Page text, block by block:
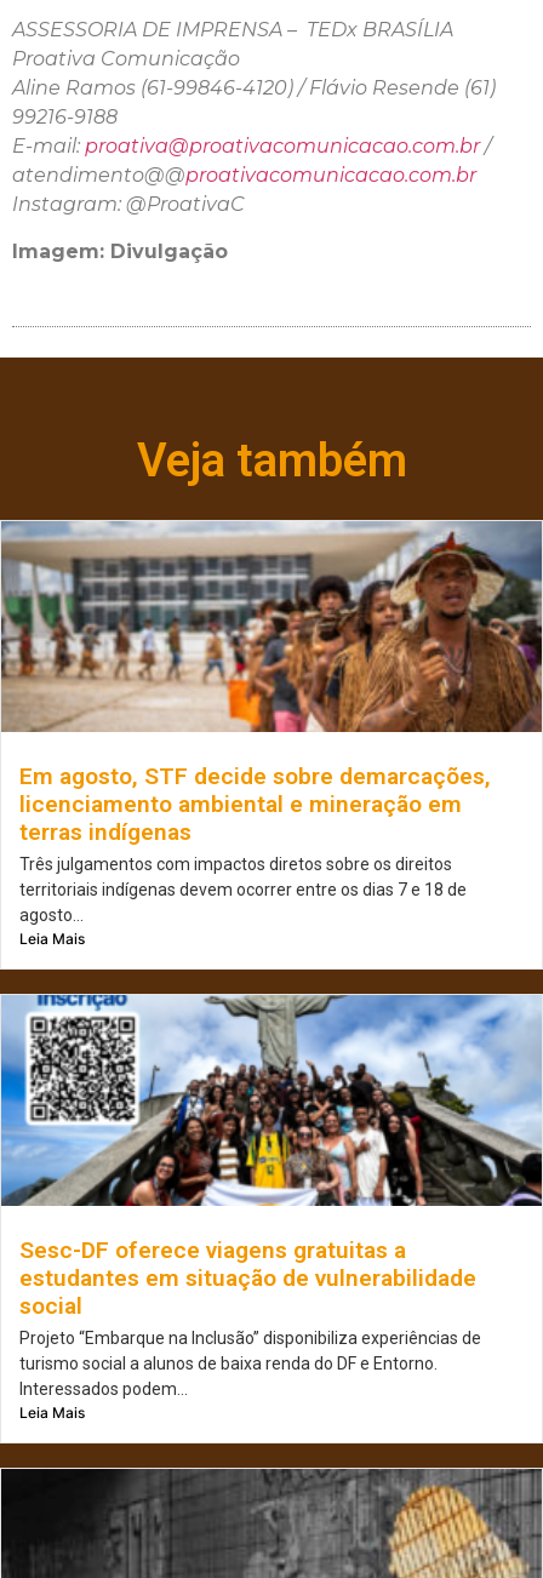
ASSESSORIA DE IMPRENSA – TEDx BRASÍLIA
Proativa Comunicação
Aline Ramos (61-99846-4120) / Flávio Resende (61)
99216-9188
E-mail: proativa@proativacomunicacao.com.br/
atendimento@@proativacomunicacao.com.br
Instagram: @ProativaC
Imagem: Divulgação
Veja também
Em agosto, STF decide sobre demarcações,
licenciamento ambiental e mineração em
terras indígenas
Três julgamentos com impactos diretos sobre os direitos
territoriais indígenas devem ocorrer entre os dias 7 e 18 de
agosto...
Leia Mais
Sesc-DF oferece viagens gratuitas a
estudantes em situação de vulnerabilidade
social
Projeto “Embarque na Inclusão” disponibiliza experiências de
turismo social a alunos de baixa renda do DF e Entorno.
Interessados podem...
Leia Mais